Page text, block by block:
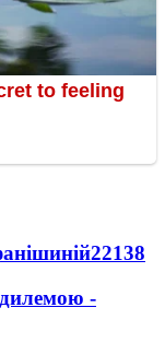
22138
дилемою -